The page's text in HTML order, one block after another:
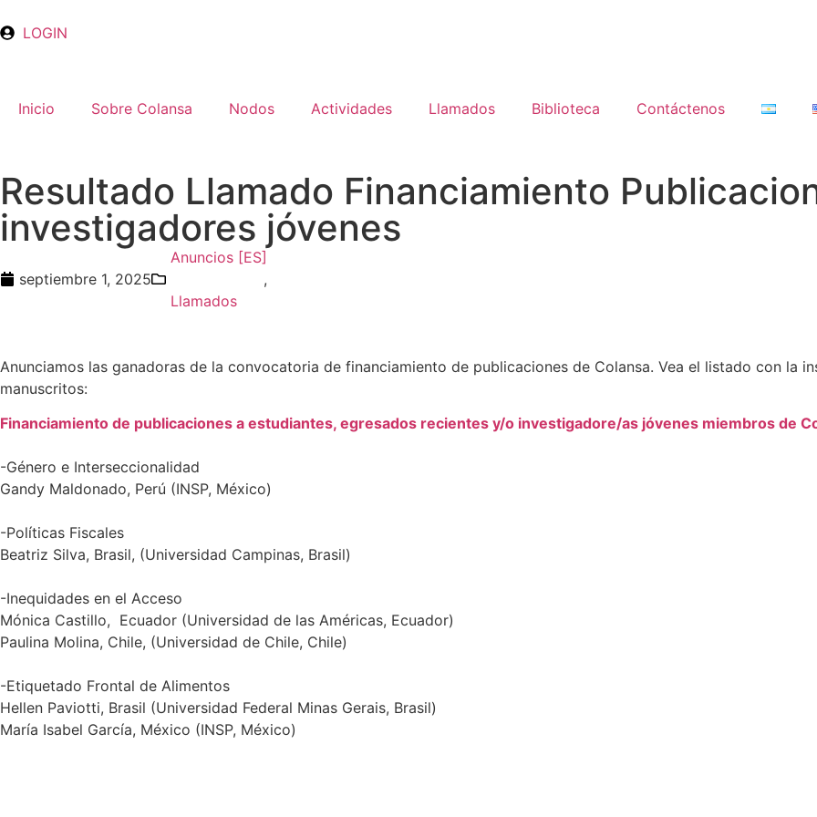
LOGIN
Inicio Sobre Colansa Nodos Actividades Llamados Biblioteca Contáctenos
Resultado Llamado Financiamiento
investigadores jóvenes
septiembre 1, 2025
Anuncios [ES]
,
Llamados
Anunciamos las ganadoras de la convocatoria de financiamiento de publicaciones de Colansa. Vea el listado con la
manuscritos:
Financiamiento de publicaciones a estudiantes, egresados recientes y/o investigadore/as jóvenes miembros de
-Género e Interseccionalidad
Gandy Maldonado, Perú (INSP, México)
-Políticas Fiscales
Beatriz Silva, Brasil, (Universidad Campinas, Brasil)
-Inequidades en el Acceso
Mónica Castillo, Ecuador (Universidad de las Américas, Ecuador)
Paulina Molina, Chile, (Universidad de Chile, Chile)
-Etiquetado Frontal de Alimentos
Hellen Paviotti, Brasil (Universidad Federal Minas Gerais, Brasil)
María Isabel García, México (INSP, México)